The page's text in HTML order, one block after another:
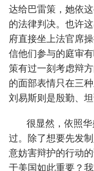
达给巴雷策，她依
的法律判决。也许
府直接坐上法官席
信他们参与的庭审
策有过一刻考虑辩
的面部表情只在三
刘易斯则是殷勤、坦
很显然，依照
过。除了想要先发
意妨害辩护的行动
于美国如此重要？我